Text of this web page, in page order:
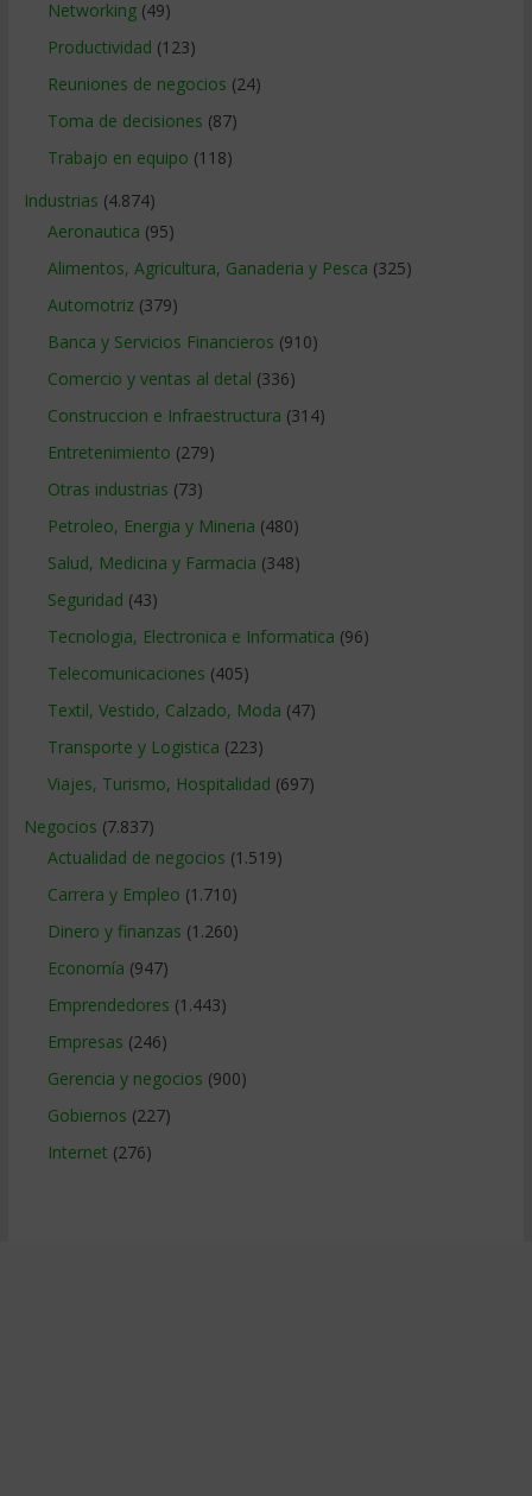
Networking(49)
Productividad (123)
Reuniones de negocios (24)
Toma de decisiones (87)
Trabajo en equipo (118)
Industrias (4.874)
Aeronautica (95)
Alimentos, Agricultura, Ganaderia y Pesca (325)
Automotriz(379)
Banca y Servicios Financieros (910)
Comercio y ventas al detal (336)
Construccion e Infraestructura (314)
Entretenimiento (279)
Otras industrias (73)
Petroleo, Energia y Mineria (480)
Salud, Medicina y Farmacia (348)
Seguridad (43)
Tecnologia, Electronica e Informatica (96)
Telecomunicaciones (405)
Textil, Vestido, Calzado, Moda (47)
Transporte y Logistica (223)
Viajes, Turismo, Hospitalidad (697)
Negocios (7.837)
Actualidad de negocios (1.519)
Carrera y Empleo (1.710)
Dinero y finanzas (1.260)
Economía (947)
Emprendedores (1.443)
Empresas (246)
Gerencia y negocios (900)
Gobiernos (227)
Internet (276)